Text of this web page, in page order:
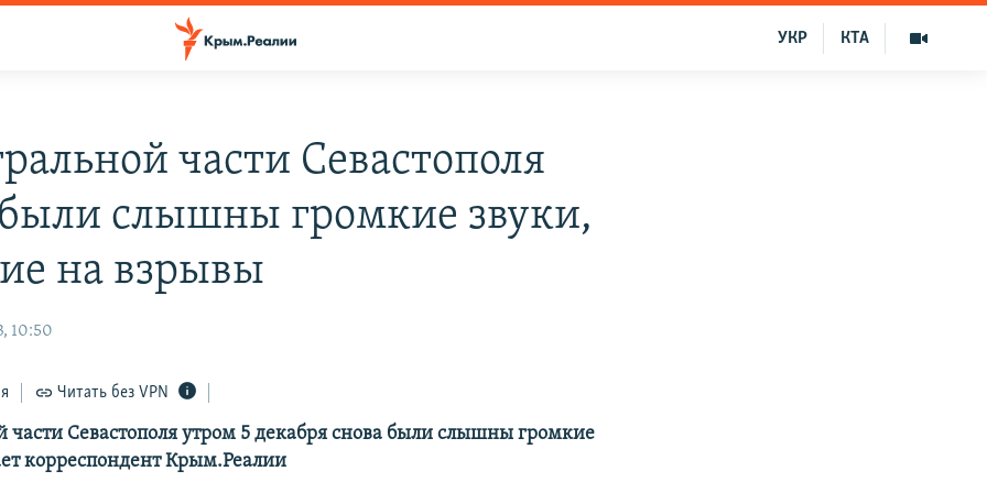
КТА
УКР
части Севастополя
слышны громкие звуки,
на взрывы
10:50
Читать без VPN
части Севастополя утром 5 декабря снова были слышны громкие
корреспондент Крым.Реалии